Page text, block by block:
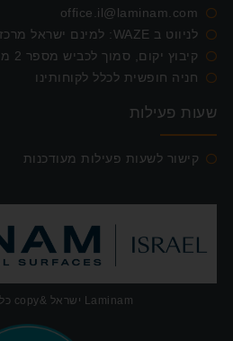
office.il@laminam.com
לניווט ב WAZE: למינם ישראל מרכז לוגיסטי יקום
קיבוץ יקום, סמוך לכביש מספר 2 מדרום לנתניה
חניה חופשית לכלל לקוחותינו
שעות פעילות
קישור לשעות פעילות מעודכנות
Laminam ישראל &copy כל הזכויות שמורות